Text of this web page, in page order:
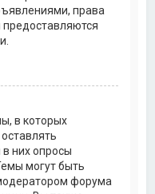
права
в которых
них опросы
могут быть
форума